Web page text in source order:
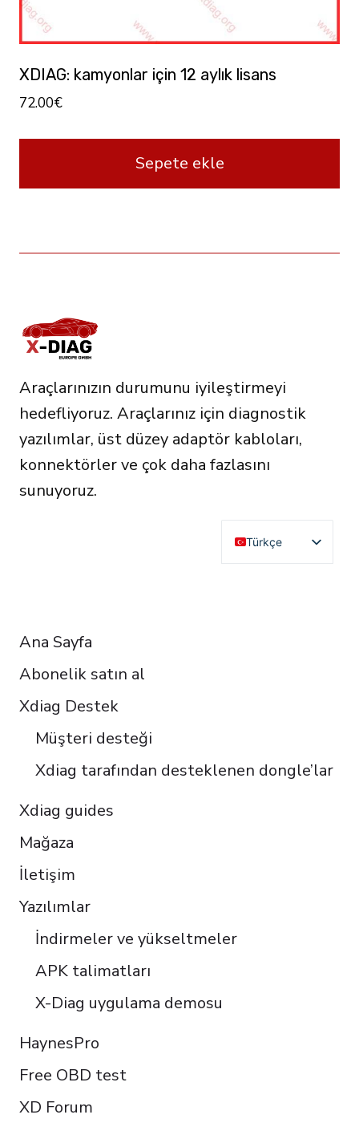
XDIAG: kamyonlar için 12 aylık lisans
72.00€
Sepete ekle
Araçlarınızın durumunu iyileştirmeyi
hedefliyoruz. Araçlarınız için diagnostik
yazılımlar, üst düzey adaptör kabloları,
konnektörler ve çok daha fazlasını
sunuyoruz.
Türkçe
English
Ana Sayfa
Abonelik satın al
Xdiag Destek
Müşteri desteği
Xdiag tarafından desteklenen dongle’lar
Xdiag guides
Mağaza
İletişim
Yazılımlar
İndirmeler ve yükseltmeler
APK talimatları
X-Diag uygulama demosu
HaynesPro
Free OBD test
XD Forum